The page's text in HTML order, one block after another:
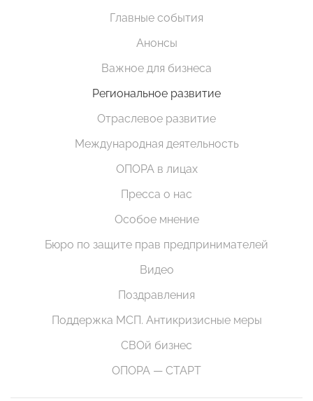
Главные события
Анонсы
Важное для бизнеса
Региональное развитие
Отраслевое развитие
Международная деятельность
ОПОРА в лицах
Пресса о нас
Особое мнение
Бюро по защите прав предпринимателей
Видео
Поздравления
Поддержка МСП. Антикризисные меры
СВОй бизнес
ОПОРА — СТАРТ